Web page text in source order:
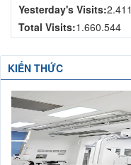
Yesterday's Visits:2.411
Total Visits:1.660.544
KIẾN THỨC